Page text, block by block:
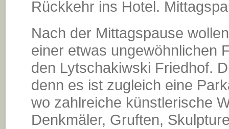
Rückkehr ins Hotel.
Nach der Mittagspause
einer etwas ungewöhnlichen
den Lytschakiwski Friedhof.
denn es ist zugleich eine
wo zahlreiche künstlerische
Denkmäler, Gruften,